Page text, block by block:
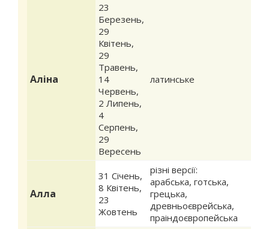
Аліна
23
Березень,
29
Квітень,
29
Травень,
14
Червень,
2 Липень,
4
Серпень,
29
Вересень
латинське
Алла
31 Січень,
8 Квітень,
23
Жовтень
різні версії:
арабська, готська,
грецька,
древньоєврейська,
праіндоєвропейська